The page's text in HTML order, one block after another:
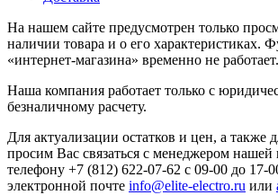
На нашем сайте предусмотрен только
наличии товара и о его характеристиках.
«интернет-магазина» временно не работает.
Наша компания работает только с
безналичному расчету.
Для актуализации остатков и цен, а также
просим Вас связаться с менеджером
телефону +7 (812) 622-07-62 с 09-00 до 17-
электронной почте info@elite-electro.ru или